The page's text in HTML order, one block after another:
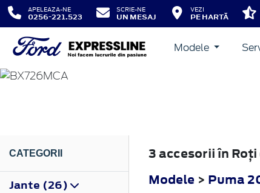
APELEAZA-NE
0256-221.523
SCRIE-NE
UN MESAJ
VEZI
PE HARTĂ
Modele
PUMA
CATEGORII
Jante (26)
3 accesorii în
Modele > Puma